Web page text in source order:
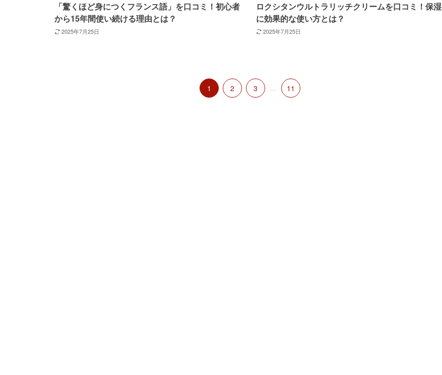
「驚くほど身につくフランス語」を口コミ！初心者
から15年間使い続ける理由とは？
2025年7月25日
ロクシタンウルトラリッチクリームを口コミ！保湿
に効果的な使い方とは？
2025年7月25日
1 2 3 ... 11